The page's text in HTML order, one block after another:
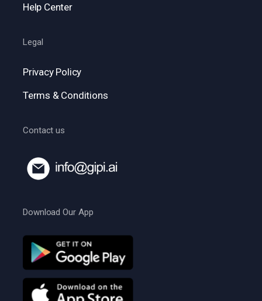
Help Center
Legal
Privacy Policy
Terms & Conditions
Contact us
Download Our App